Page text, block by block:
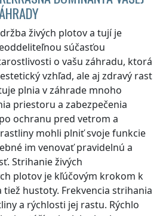
živých plotov a tují je
súčasťou
o vašu záhradu, ktorá
vzhľad, ale aj zdravý rast
plnia v záhrade mnoho
priestoru a zabezpečenia
ochranu pred vetrom a
mohli plniť svoje funkcie
im venovať pravidelnú a
Strihanie živých
plotov je kľúčovým krokom k
hustoty. Frekvencia strihania
a rýchlosti jej rastu. Rýchlo